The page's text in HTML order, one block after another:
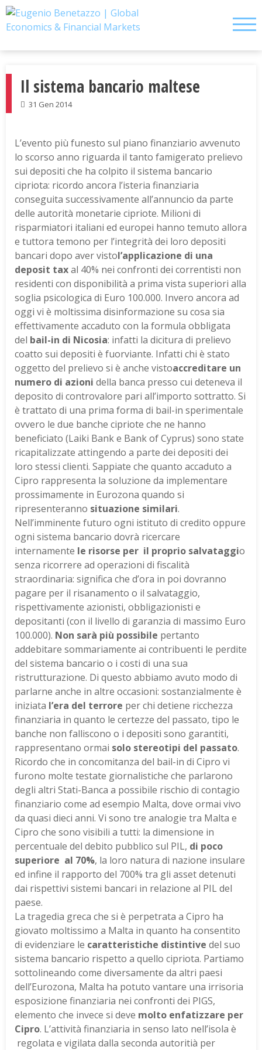
Skip
to
Il sistema bancario maltese
31 Gen 2014
L’evento più funesto sul piano finanziario avvenuto
lo scorso anno riguarda il tanto famigerato prelievo
sui depositi che ha colpito il sistema bancario
cipriota: ricordo ancora l’isteria finanziaria
conseguita successivamente all’annuncio da parte
delle autorità monetarie cipriote. Milioni di
risparmiatori italiani ed europei hanno temuto allora
e tuttora temono per l’integrità dei loro depositi
bancari dopo aver vistol’applicazione di una
deposit taxal 40% nei confronti dei correntisti non
residenti con disponibilità a prima vista superiori alla
soglia psicologica di Euro 100.000. Invero ancora ad
oggi vi è moltissima disinformazione su cosa sia
effettivamente accaduto con la formula obbligata
del bail-in di Nicosia: infatti la dicitura di prelievo
coatto sui depositi è fuorviante. Infatti chi è stato
oggetto del prelievo si è anche vistoaccreditare un
numero di azioni della banca presso cui deteneva il
deposito di controvalore pari all’importo sottratto. Si
è trattato di una prima forma di bail-in sperimentale
ovvero le due banche cipriote che ne hanno
beneficiato (Laiki Bank e Bank of Cyprus) sono state
ricapitalizzate attingendo a parte dei depositi dei
loro stessi clienti. Sappiate che quanto accaduto a
Cipro rappresenta la soluzione da implementare
prossimamente in Eurozona quando si
ripresenteranno situazione similari.
Nell’imminente futuro ogni istituto di credito oppure
ogni sistema bancario dovrà ricercare
internamente le risorse per il proprio salvataggio
senza ricorrere ad operazioni di fiscalità
straordinaria: significa che d’ora in poi dovranno
pagare per il risanamento o il salvataggio,
rispettivamente azionisti, obbligazionisti e
depositanti (con il livello di garanzia di massimo Euro
100.000). Non sarà più possibile pertanto
addebitare sommariamente ai contribuenti le perdite
del sistema bancario o i costi di una sua
ristrutturazione. Di questo abbiamo avuto modo di
parlarne anche in altre occasioni: sostanzialmente è
iniziata l’era del terrore per chi detiene ricchezza
finanziaria in quanto le certezze del passato, tipo le
banche non falliscono o i depositi sono garantiti,
rappresentano ormai solo stereotipi del passato.
Ricordo che in concomitanza del bail-in di Cipro vi
furono molte testate giornalistiche che parlarono
degli altri Stati-Banca a possibile rischio di contagio
finanziario come ad esempio Malta, dove ormai vivo
da quasi dieci anni. Vi sono tre analogie tra Malta e
Cipro che sono visibili a tutti: la dimensione in
percentuale del debito pubblico sul PIL, di poco
superiore al 70%, la loro natura di nazione insulare
ed infine il rapporto del 700% tra gli asset detenuti
dai rispettivi sistemi bancari in relazione al PIL del
paese.
La tragedia greca che si è perpetrata a Cipro ha
giovato moltissimo a Malta in quanto ha consentito
di evidenziare le caratteristiche distintive del suo
sistema bancario rispetto a quello cipriota. Partiamo
sottolineando come diversamente da altri paesi
dell’Eurozona, Malta ha potuto vantare una irrisoria
esposizione finanziaria nei confronti dei PIGS,
elemento che invece si deve molto enfatizzare per
Cipro. L’attività finanziaria in senso lato nell’isola è
regolata e vigilata dalla seconda autoritià per